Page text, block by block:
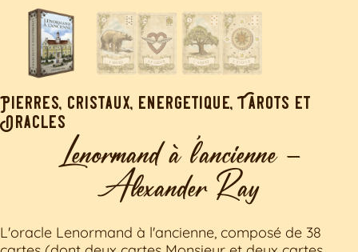
Pierres, cristaux, energetique,Tarots et
Oracles
Lenormand à l’ancienne –
Alexander Ray
L'oracle Lenormand à l'ancienne, composé de 38